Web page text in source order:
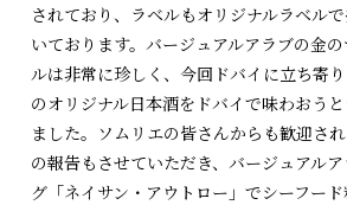
されており、ラベルもオリジナルラベル
いております。バージュアルアラブの金
ルは非常に珍しく、今回ドバイに立ち寄
のオリジナル日本酒をドバイで味わおう
ました。ソムリエの皆さんからも歓迎さ
の報告もさせていただき、バージュアル
グ「ネイサン・アウトロー」でシーフー